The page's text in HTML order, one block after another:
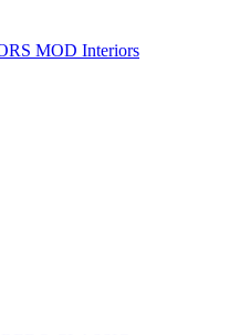
MOD Interiors